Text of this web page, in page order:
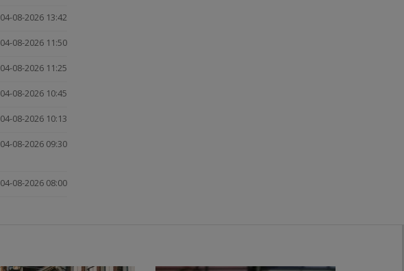
04-08-2026 13:42
04-08-2026 11:50
04-08-2026 11:25
04-08-2026 10:45
04-08-2026 10:13
04-08-2026 09:30
04-08-2026 08:00